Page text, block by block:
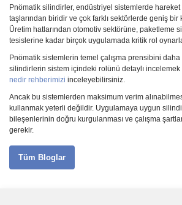
Pnömatik silindirler, endüstriyel sistemlerde hareket
taşlarından biridir ve çok farklı sektörlerde geniş bir
Üretim hatlarından otomotiv sektörüne, paketleme
tesislerine kadar birçok uygulamada kritik rol
Pnömatik sistemlerin temel çalışma prensibini
silindirlerin sistem içindeki rolünü detaylı incelemek
nedir rehberimizi inceleyebilirsiniz.
Ancak bu sistemlerden maksimum verim
kullanmak yeterli değildir. Uygulamaya uygun
bileşenlerinin doğru kurgulanması ve çalışma
gerekir.
Tüm Bloglar